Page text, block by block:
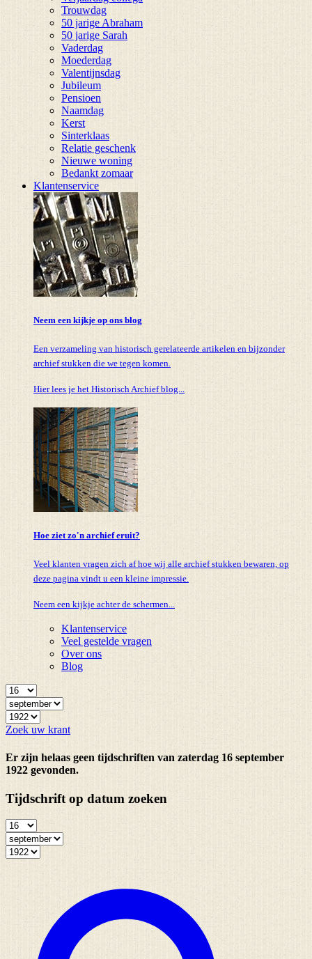
Trouwdag
50 jarige Abraham
50 jarige Sarah
Vaderdag
Moederdag
Valentijnsdag
Jubileum
Pensioen
Naamdag
Kerst
Sinterklaas
Relatie geschenk
Nieuwe woning
Bedankt zomaar
Klantenservice
Neem een kijkje op ons blog
Een verzameling van historisch gerelateerde artikelen en bijzonder
archief stukken die we tegen komen.
Hier lees je het Historisch Archief blog...
Hoe ziet zo'n archief eruit?
Veel klanten vragen zich af hoe wij alle archief stukken bewaren, op
deze pagina vindt u een kleine impressie.
Neem een kijkje achter de schermen...
Klantenservice
Veel gestelde vragen
Over ons
Blog
Zoek uw krant
Er zijn helaas geen tijdschriften van zaterdag 16 september
1922 gevonden.
Tijdschrift op datum zoeken